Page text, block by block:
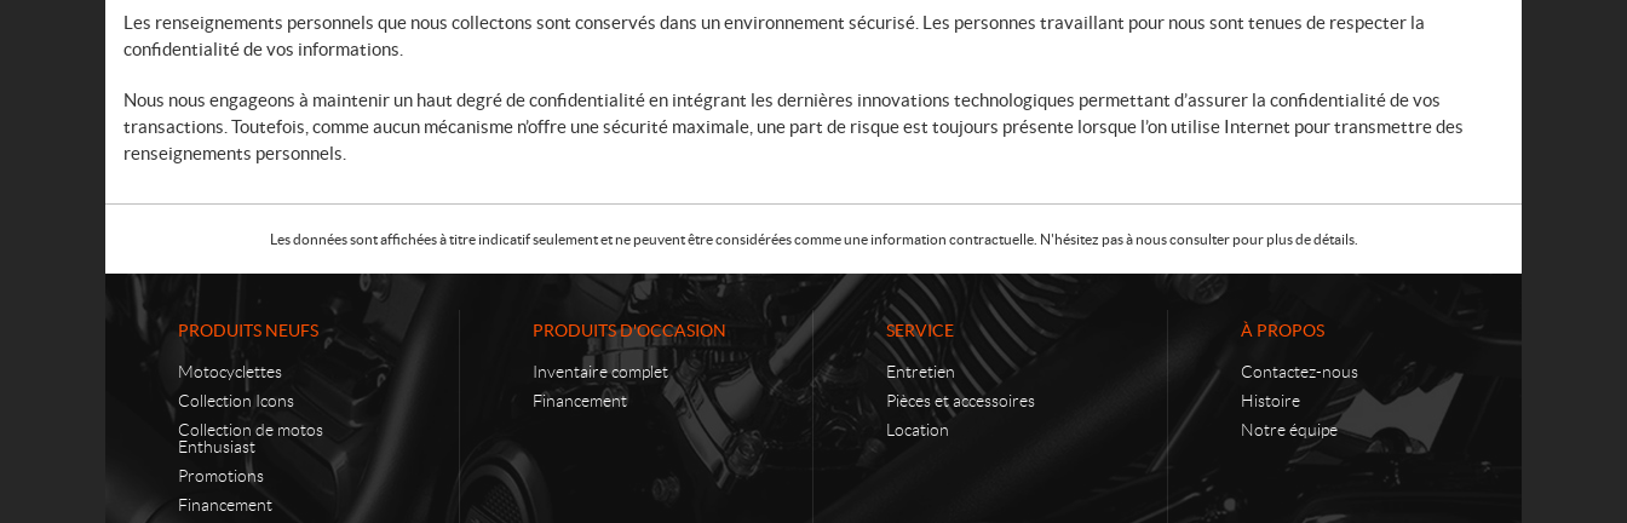
Les renseignements personnels que nous collectons sont conservés dans un environnement sécurisé. Les personnes travaillant pour nous sont tenues de respecter la
confidentialité de vos informations.
Nous nous engageons à maintenir un haut degré de confidentialité en intégrant les dernières innovations technologiques permettant d’assurer la confidentialité de vos
transactions. Toutefois, comme aucun mécanisme n’offre une sécurité maximale, une part de risque est toujours présente lorsque l’on utilise Internet pour transmettre des
renseignements personnels.
Les données sont affichées à titre indicatif seulement et ne peuvent être considérées comme une information contractuelle. N'hésitez pas à nous consulter pour plus de détails.
PRODUITS NEUFS
Motocyclettes
Collection Icons
Collection de motos
Enthusiast
Promotions
Financement
PRODUITS D'OCCASION
Inventaire complet
Financement
SERVICE
Entretien
Pièces et accessoires
Location
À PROPOS
Contactez-nous
Histoire
Notre équipe